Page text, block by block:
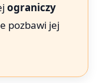
ograniczy
pozbawi jej